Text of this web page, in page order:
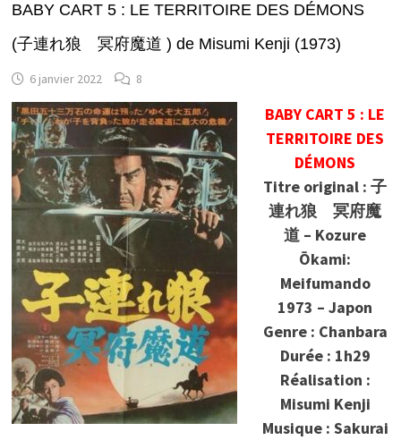
BABY CART 5 : LE TERRITOIRE DES DÉMONS
(子連れ狼 冥府魔道 ) de Misumi Kenji (1973)
6 janvier 2022 8
BABY CART 5 : LE
TERRITOIRE DES
DÉMONS
Titre original : 子
連れ狼 冥府魔
道 – Kozure
Ōkami:
Meifumando
1973 – Japon
Genre : Chanbara
Durée : 1h29
Réalisation :
Misumi Kenji
Musique : Sakurai